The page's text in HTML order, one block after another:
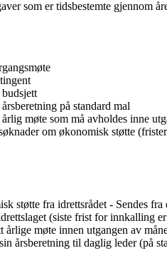
som er tidsbestemte gjennom
på standard mal
møte som må avholdes inne
om økonomisk støtte
støtte fra idrettsrådet - Sendes
(siste frist for innkalling
årlige møte innen utgangen av
årsberetning til daglig leder (på